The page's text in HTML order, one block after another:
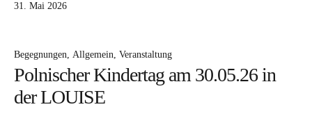
Projekte
Projekt Gedenkstätte Schlesiersee I
31. Mai 2026
Begegnungen Allgemein Veranstaltung
Polnischer Kindertag am 30.05.26 in
der LOUISE